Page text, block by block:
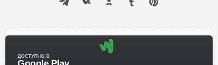
ДОСТУПНО В